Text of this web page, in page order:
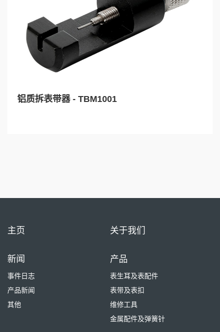
铝质拆表带器 - TBM1001
主页 关于我们
新闻
事件日志
产品新闻
其他
产品
表生耳及表配件
表带及表扣
维修工具
金属配件及弹簧针